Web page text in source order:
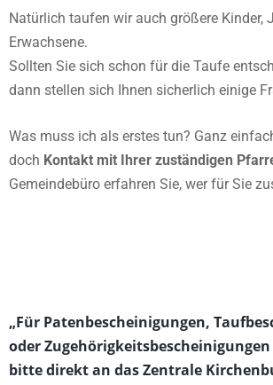
Natürlich taufen wir auch größere Kinder,
Erwachsene.
Sollten Sie sich schon für die Taufe
dann stellen sich Ihnen sicherlich einige
Was muss ich als erstes tun? Ganz
doch Kontakt mit Ihrer zuständigen
Gemeindebüro erfahren Sie, wer für Sie
„Für Patenbescheinigungen,
oder Zugehörigkeitsbescheinigungen
bitte direkt an das Zentrale